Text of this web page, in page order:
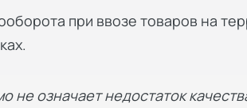
при ввозе товаров на
не означает недостаток